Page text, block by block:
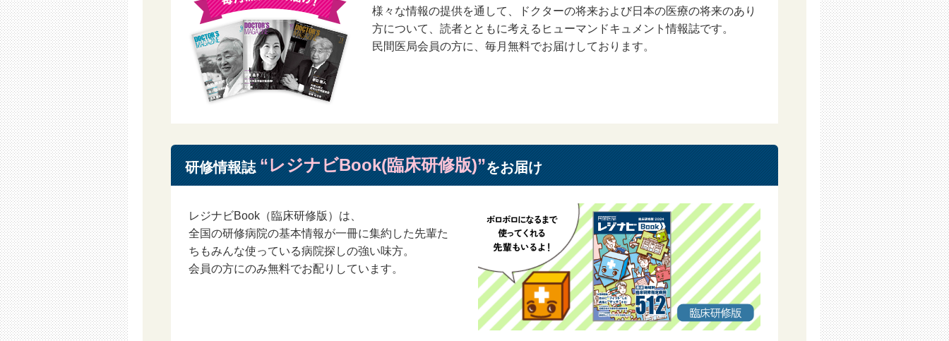
る事ができるものとします｡
1.1 入会時に虚偽申告をした場合
1.2 他者のID（メールアドレス）・パスワードを盗用した場合
1.3 当社の運営を妨害した場合
1.4 第3条の各号に違反する行為があった場合
1.5 当社が会員として不適当と判断した場合
責任を負わないものとします｡
第7条 設備など
1 設備等の準備
会員は、本サービスの利用に要する通信機器、ソフトウェア、およびそれらを使用するために必要なすべての機器、回線利用の契約、接続環境を
自己の責任と費用で準備し、その他各サービスを利用するために必要な準備についても同様に自己の判断で行うものとします。
第8条 投稿内容の削除
1 会員が当社に登録し、インターネット上で提供した情報や文章等が、以下の条件に該当する場合、当社または当社関係者は会員に通知し、当該
1.2 当社の保守管理上、当該情報や文章等の削除が必要であると判断した場合
様々な情報の提供を通して、ドクターの将来および日本の医療の将来のあり
方について、読者とともに考えるヒューマンドキュメント情報誌です。
民間医局会員の方に、毎月無料でお届けしております。
研修情報誌 “レジナビBook(臨床研修版)”をお届け
レジナビBook（臨床研修版）は、
全国の研修病院の基本情報が一冊に集約した先輩た
ちもみんな使っている病院探しの強い味方。
会員の方にのみ無料でお配りしています。